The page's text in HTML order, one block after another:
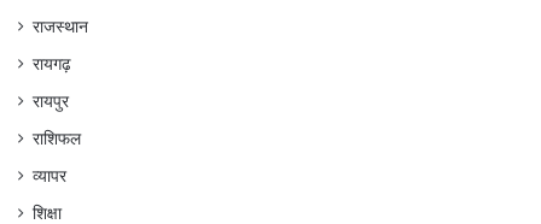
राजस्थान
रायगढ़
रायपुर
राशिफल
व्यापर
शिक्षा